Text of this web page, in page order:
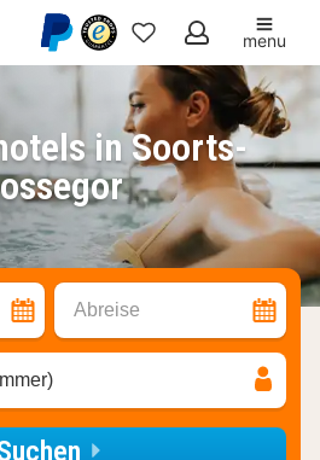
Meine
Favoriten
menu
in Soorts-
Abreise